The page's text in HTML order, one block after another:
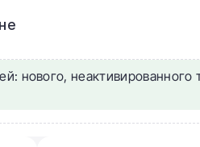
нового, неактивированного